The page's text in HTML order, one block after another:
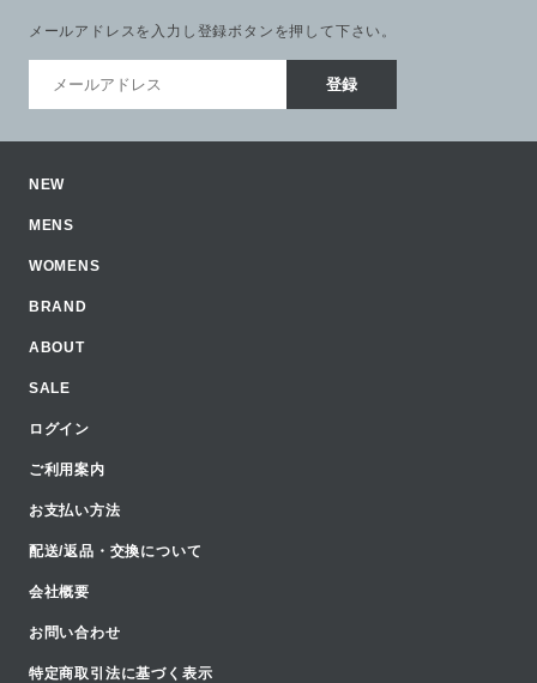
メールアドレスを入力し登録ボタンを押して下さい。
NEW
MENS
WOMENS
BRAND
ABOUT
SALE
ログイン
ご利用案内
お支払い方法
配送/返品・交換について
会社概要
お問い合わせ
特定商取引法に基づく表示